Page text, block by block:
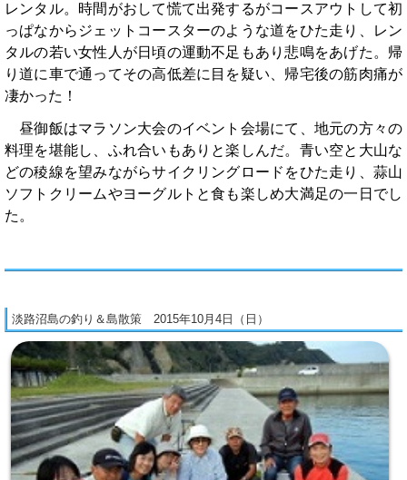
レンタル。時間がおして慌て出発するがコースアウトして初
っぱなからジェットコースターのような道をひた走り、レン
タルの若い女性人が日頃の運動不足もあり悲鳴をあげた。帰
り道に車で通ってその高低差に目を疑い、帰宅後の筋肉痛が
凄かった！
昼御飯はマラソン大会のイベント会場にて、地元の方々の
料理を堪能し、ふれ合いもありと楽しんだ。青い空と大山な
どの稜線を望みながらサイクリングロードをひた走り、蒜山
ソフトクリームやヨーグルトと食も楽しめ大満足の一日でし
た。
淡路沼島の釣り＆島散策 2015年10月4日（日）